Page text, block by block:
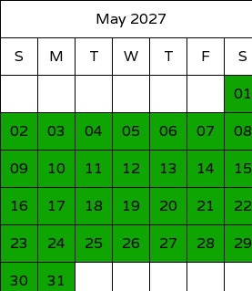
May 2027
S
M T W T F
S
01
02
03 04 05 06 07
08
09
10 11 12 13 14
15
16
17 18 19 20 21
22
23
24 25 26 27 28
29
30
31